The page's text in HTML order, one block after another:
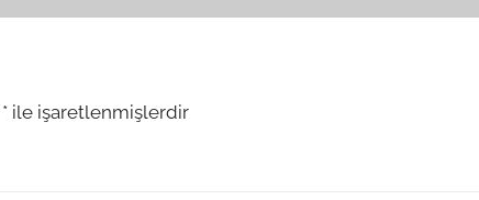
* ile işaretlenmişlerdir